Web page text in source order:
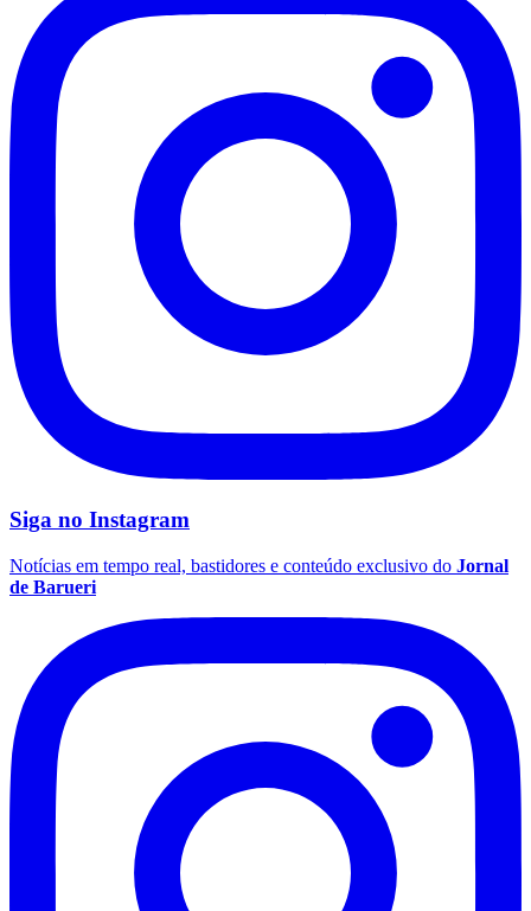
Siga no Instagram
Notícias em tempo real, bastidores e conteúdo exclusivo do Jornal
de Barueri